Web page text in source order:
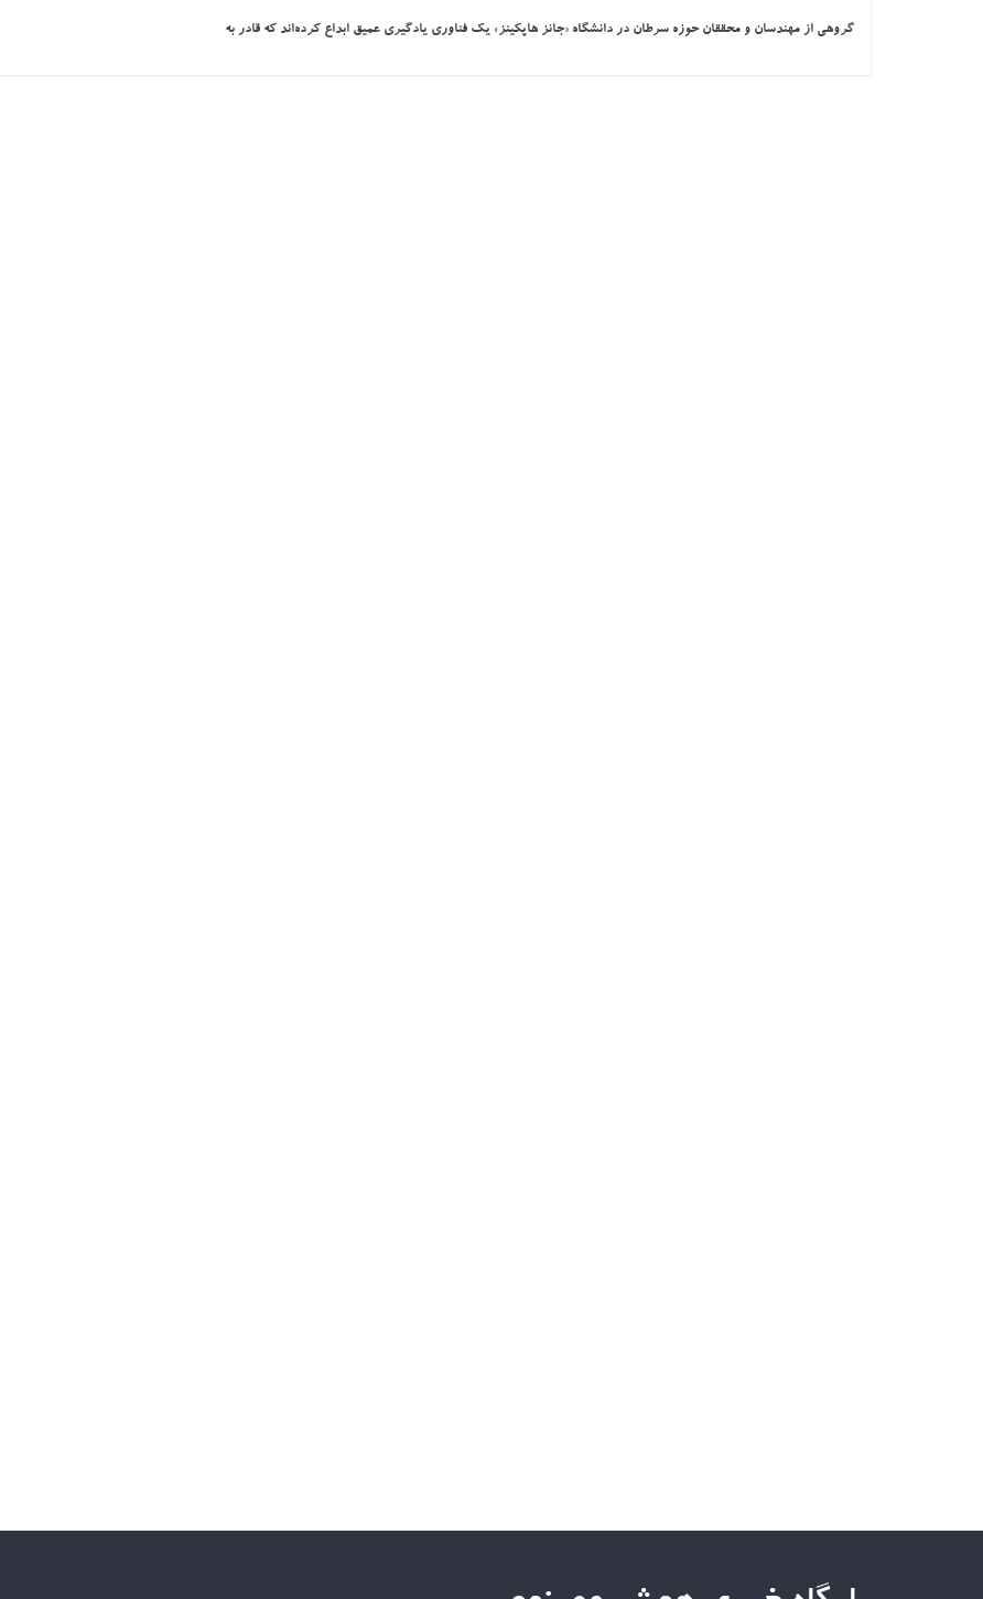
گروهی از مهندسان و محققان حوزه سرطان در دانشگاه «جانز هاپکینز» یک فناوری یادگیری عمیق ابداع کرده‌اند که قادر به